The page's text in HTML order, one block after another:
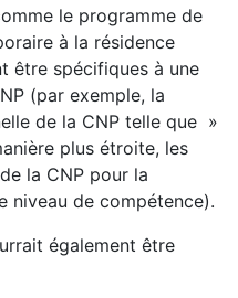
le programme de
à la résidence
être spécifiques à une
(par exemple, la
de la CNP telle que »
plus étroite, les
la CNP pour la
niveau de compétence).
également être